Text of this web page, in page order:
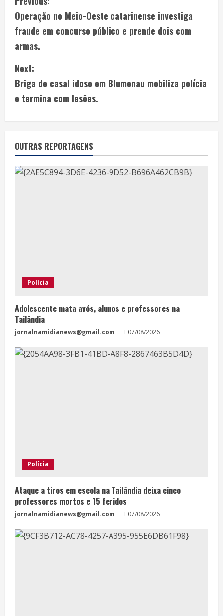
Operação no Meio-Oeste catarinense investiga
fraude em concurso público e prende dois com
armas.
Next:
Briga de casal idoso em Blumenau mobiliza polícia
e termina com lesões.
OUTRAS REPORTAGENS
Polícia
Adolescente mata avós, alunos e professores na
Tailândia
jornalnamidianews@gmail.com 07/08/2026
Polícia
Ataque a tiros em escola na Tailândia deixa cinco
professores mortos e 15 feridos
jornalnamidianews@gmail.com 07/08/2026